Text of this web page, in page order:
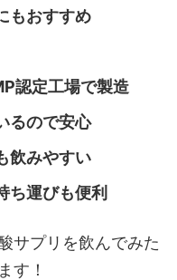
もおすすめ
認定工場で製造
るので安心
飲みやすい
ち運びも便利
サプリを飲んでみた
す！